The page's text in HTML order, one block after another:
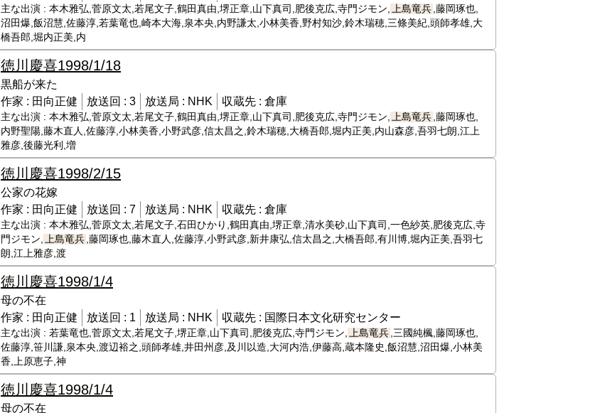
主な出演 : 本木雅弘,菅原文太,若尾文子,鶴田真由,堺正章,山下真司,肥後克広,寺門ジモン, 上島竜兵 ,藤岡琢也,
沼田爆,飯沼慧,佐藤淳,若葉竜也,崎本大海,泉本央,内野謙太,小林美香,野村知沙,鈴木瑞穂,三條美紀,頭師孝雄,大
橋吾郎,堀内正美,内
徳川慶喜1998/1/18
黒船が来た
作家 : 田向正健 放送回 : 3 放送局 : NHK 収蔵先 : 倉庫
主な出演 : 本木雅弘,菅原文太,若尾文子,鶴田真由,堺正章,山下真司,肥後克広,寺門ジモン, 上島竜兵 ,藤岡琢也,
内野聖陽,藤木直人,佐藤淳,小林美香,小野武彦,信太昌之,鈴木瑞穂,大橋吾郎,堀内正美,内山森彦,吾羽七朗,江上
雅彦,後藤光利,増
徳川慶喜1998/2/15
公家の花嫁
作家 : 田向正健 放送回 : 7 放送局 : NHK 収蔵先 : 倉庫
主な出演 : 本木雅弘,菅原文太,若尾文子,石田ひかり,鶴田真由,堺正章,清水美砂,山下真司,一色紗英,肥後克広,寺
門ジモン,
上島竜兵 ,藤岡琢也,藤木直人,佐藤淳,小野武彦,新井康弘,信太昌之,大橋吾郎,有川博,堀内正美,吾羽七
朗,江上雅彦,渡
徳川慶喜1998/1/4
母の不在
作家 : 田向正健 放送回 : 1 放送局 : NHK 収蔵先 : 国際日本文化研究センター
主な出演 : 若葉竜也,菅原文太,若尾文子,堺正章,山下真司,肥後克広,寺門ジモン, 上島竜兵 ,三國純楓,藤岡琢也,
佐藤淳,笹川謙,泉本央,渡辺裕之,頭師孝雄,井田州彦,及川以造,大河内浩,伊藤高,蔵本隆史,飯沼慧,沼田爆,小林美
香,上原恵子,神
徳川慶喜1998/1/4
母の不在